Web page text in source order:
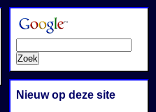
Nieuw op deze site